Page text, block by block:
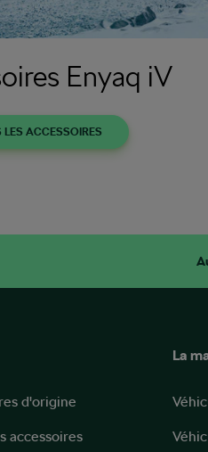
Enyaq iV
LES ACCESSOIRES
d'origine
accessoires
La